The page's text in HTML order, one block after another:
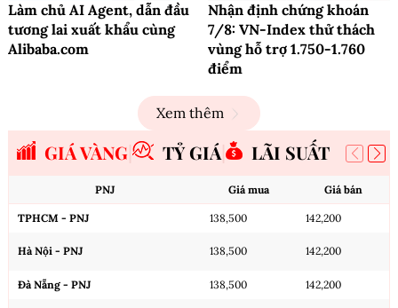
Làm chủ AI Agent, dẫn đầu
tương lai xuất khẩu cùng
Alibaba.com
Nhận định chứng khoán
7/8: VN-Index thử thách
vùng hỗ trợ 1.750-1.760
điểm
Xem thêm
GIÁ VÀNG TỶ GIÁ LÃI SUẤT
PNJ Giá mua Giá bán
TPHCM - PNJ 138,500 142,200
Hà Nội - PNJ 138,500 142,200
Đà Nẵng - PNJ 138,500 142,200